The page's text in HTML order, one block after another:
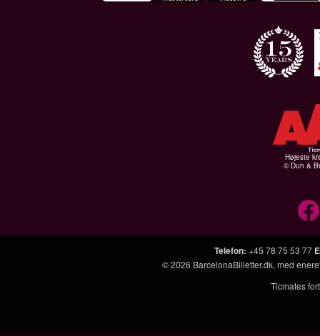
Højeste
© Dun &
Telefon: +45 78 75 53 77
© 2026 BarcelonaBilletter.dk, med
Ticmates